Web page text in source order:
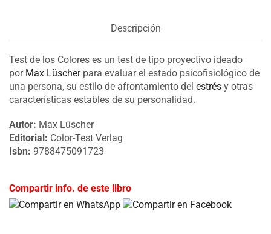
Descripción
Test de los Colores es un test de tipo proyectivo ideado
por Max Lüscherpara evaluar el estado psicofisiológico de
una persona, su estilo de afrontamiento del estrés y otras
características estables de su personalidad.
Autor: Max Lüscher
Editorial: Color-Test Verlag
Isbn: 9788475091723
Compartir info. de este libro